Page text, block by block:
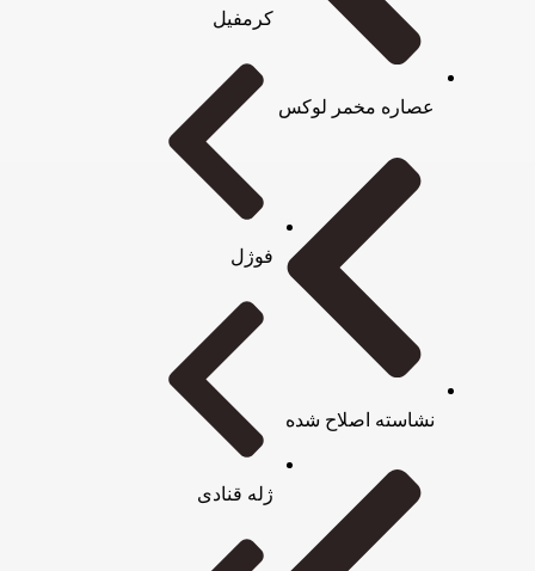
عصاره مخمر لوکس
نشاسته اصلاح شده
کرمفیل
فوژل
ژله قنادی